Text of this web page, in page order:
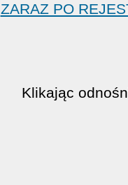
ZARAZ PO
Klikając